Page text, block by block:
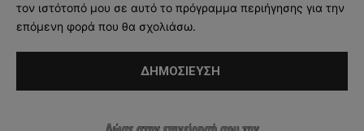
τον ιστότοπό μου σε αυτό το πρόγραμμα περιήγησης για την
επόμενη φορά που θα σχολιάσω.